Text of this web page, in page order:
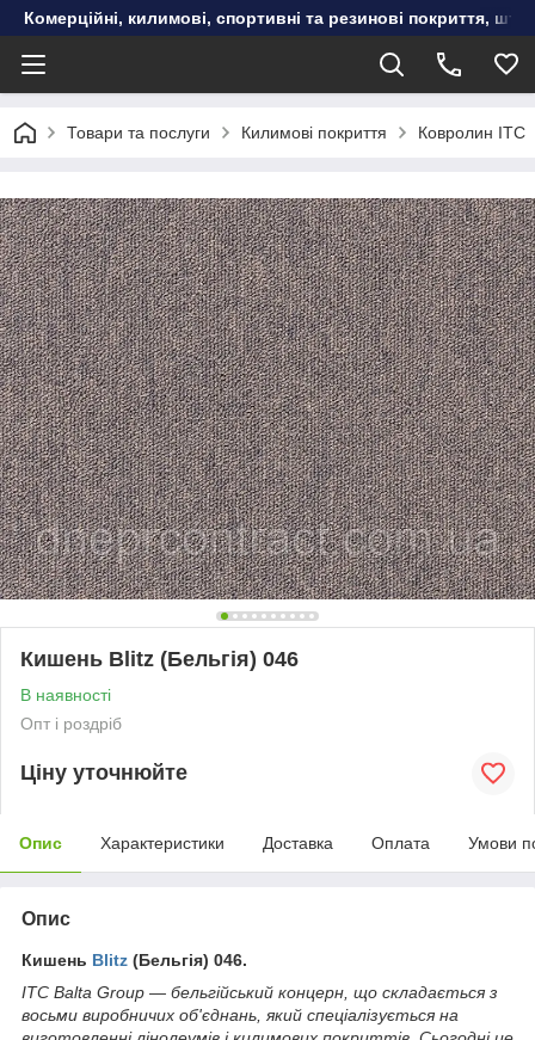
Комерційні, килимові, спортивні та резинові покриття,
Товари та послуги Килимові покриття Ковролин ITC
Кишень Blitz (Бельгія) 046
В наявності
Опт і роздріб
Ціну уточнюйте
Опис Характеристики Доставка Оплата Умови
Опис
Кишень Blitz (Бельгія) 046.
ITC Balta Group — бельгійський концерн, що складається з
восьми виробничих об'єднань, який спеціалізується на